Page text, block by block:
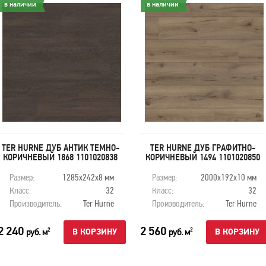
в наличии
TER HURNE ДУБ АНТИК ТЕМНО-
КОРИЧНЕВЫЙ 1868 1101020838
Размер:
1285x242x8 мм
Класс:
32
Производитель:
Ter Hurne
240 руб. м2 В КОРЗИНУ
в наличии
TER HURNE ДУБ ГРАФИТНО-
КОРИЧНЕВЫЙ 1494 1101020850
Размер:
2000x192x10 мм
Класс:
32
Производитель:
Ter Hurne
2 560 руб. м2 В КОРЗИНУ